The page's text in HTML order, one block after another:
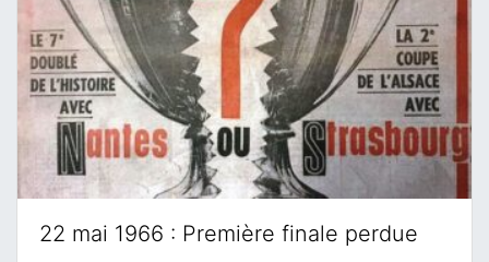
22 mai 1966 : Première finale perdue